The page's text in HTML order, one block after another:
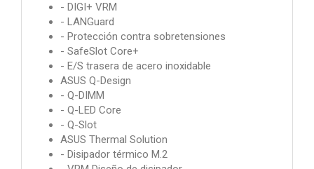
- DIGI+ VRM
- LANGuard
- Protección contra sobretensiones
- SafeSlot Core+
- E/S trasera de acero inoxidable
ASUS Q-Design
- Q-DIMM
- Q-LED Core
- Q-Slot
ASUS Thermal Solution
- Disipador térmico M.2